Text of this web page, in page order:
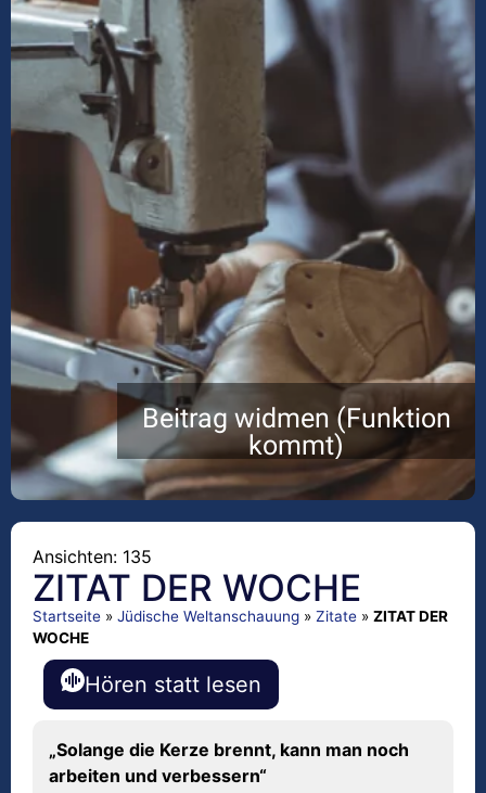
Beitrag widmen (Funktion
kommt)
Ansichten: 135
ZITAT DER WOCHE
Startseite » Jüdische Weltanschauung » Zitate » ZITAT DER
WOCHE
Hören statt lesen
„Solange die Kerze brennt, kann man noch
arbeiten und verbessern“